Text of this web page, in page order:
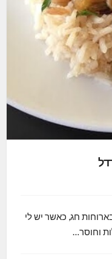
חג, כאשר יש לי
וחוסר…